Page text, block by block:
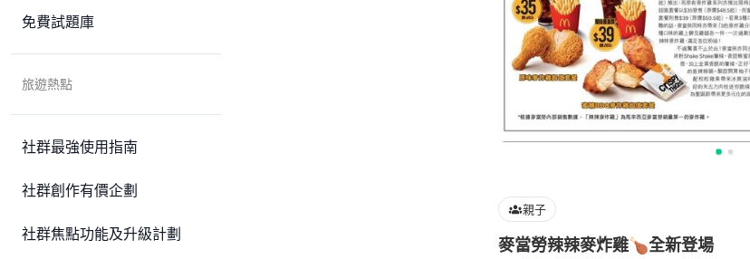
免費試題庫
旅遊熱點
社群最強使用指南
社群創作有價企劃
社群焦點功能及升級計劃
親子
麥當勞辣辣麥炸雞🍗全新登場